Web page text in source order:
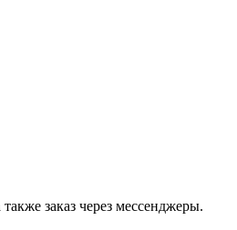
заказ через мессенджеры.